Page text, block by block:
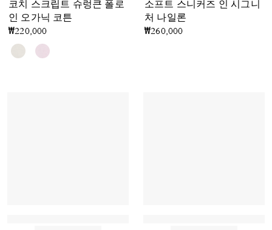
코치 스크립트 슈렁큰 폴로
인 오가닉 코튼
₩220,000
소프트 스니커즈 인 시그니
처 나일론
₩260,000